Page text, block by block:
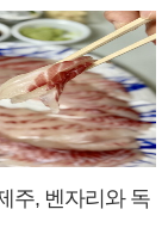
주, 벤자리와 독